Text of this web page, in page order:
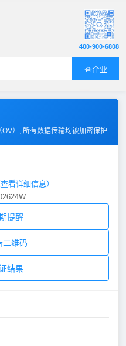
查企业
400-900-6808
OV）, 所有数据传输均被加密保护
查看详细信息）
提醒
二维码
结果